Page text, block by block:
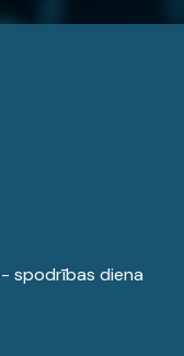
spodrības diena